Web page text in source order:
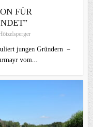
FÜR
jungen Gründern –
vom...